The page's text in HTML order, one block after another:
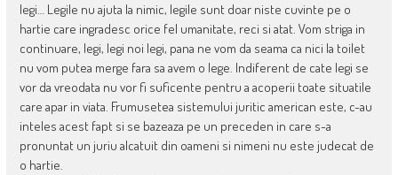
legi… Legile nu ajuta la nimic, legile sunt doar niste cuvinte pe o
hartie care ingradesc orice fel umanitate, reci si atat. Vom striga in
continuare, legi, legi noi legi, pana ne vom da seama ca nici la toilet
nu vom putea merge fara sa avem o lege. Indiferent de cate legi se
vor da vreodata nu vor fi suficente pentru a acoperii toate situatile
care apar in viata. Frumusetea sistemului juritic american este, c-au
inteles acest fapt si se bazeaza pe un preceden in care s-a
pronuntat un juriu alcatuit din oameni si nimeni nu este judecat de
o hartie.